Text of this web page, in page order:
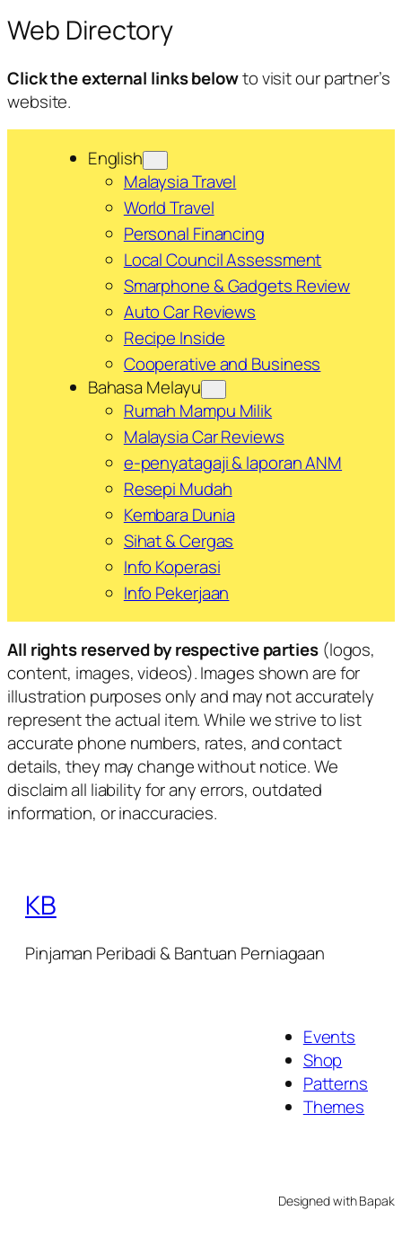
Web Directory
Click the external links belowto visit our partner’s
website.
English
Malaysia Travel
World Travel
Personal Financing
Local Council Assessment
Smarphone & Gadgets Review
Auto Car Reviews
Recipe Inside
Cooperative and Business
Bahasa Melayu
Rumah Mampu Milik
Malaysia Car Reviews
e-penyatagaji & laporan ANM
Resepi Mudah
Kembara Dunia
Sihat & Cergas
Info Koperasi
Info Pekerjaan
All rights reserved by respective parties(logos,
content, images, videos). Images shown are for
illustration purposes only and may not accurately
represent the actual item. While we strive to list
accurate phone numbers, rates, and contact
details, they may change without notice. We
disclaim all liability for any errors, outdated
information, or inaccuracies.
KB
Pinjaman Peribadi & Bantuan Perniagaan
Events
Shop
Patterns
Themes
Designed with Bapak